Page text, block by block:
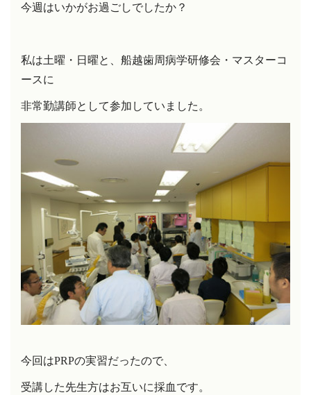
今週はいかがお過ごしでしたか？
私は土曜・日曜と、船越歯周病学研修会・マスターコ
ースに
非常勤講師として参加していました。
今回はPRPの実習だったので、
受講した先生方はお互いに採血です。